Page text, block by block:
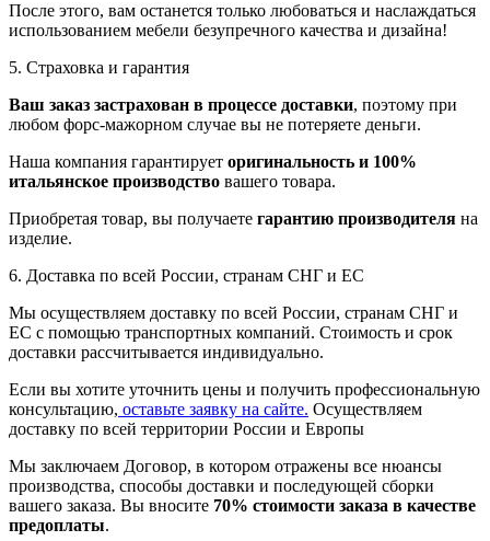
После этого, вам останется только любоваться и наслаждаться
использованием мебели безупречного качества и дизайна!
5. Страховка и гарантия
Ваш заказ застрахован в процессе доставки, поэтому при
любом форс-мажорном случае вы не потеряете деньги.
Наша компания гарантирует оригинальность и 100%
итальянское производство вашего товара.
Приобретая товар, вы получаете гарантию производителя на
изделие.
6. Доставка по всей России, странам СНГ и ЕС
Мы осуществляем доставку по всей России, странам СНГ и
ЕС с помощью транспортных компаний. Стоимость и срок
доставки рассчитывается индивидуально.
Если вы хотите уточнить цены и получить профессиональную
консультацию, оставьте заявку на сайте. Осуществляем
доставку по всей территории России и Европы
Мы заключаем Договор, в котором отражены все нюансы
производства, способы доставки и последующей сборки
вашего заказа. Вы вносите 70% стоимости заказа в качестве
предоплаты.